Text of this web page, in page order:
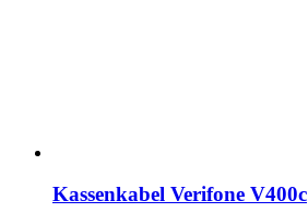
Kassenkabel Verifone V400c